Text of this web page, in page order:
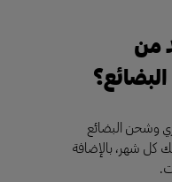
من
وشحن البضائع
كل شهر، بالإضافة